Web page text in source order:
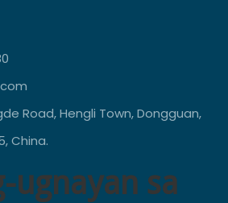
Road, Hengli Town, Dongguan,
China.
ugnayan sa